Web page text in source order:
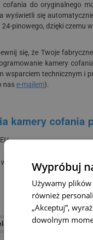
cofania do oryginalnego
wyświetli się
24-pinowego, dzięki
się, że Twoje
kamery
wsparciem technicznym i
nase-mailem).
kamery
kamery z
Wypróbuj
Używamy plików
również
„Akceptuj”,
dowolnym